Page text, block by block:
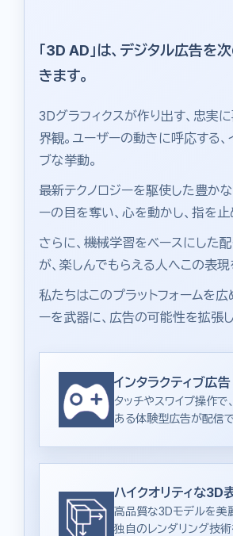
「3D AD」は、デジタル広告を
きます。
3Dグラフィクスが作り出す、忠実
界観。ユーザーの動きに呼応する、
ブな挙動。
最新テクノロジーを駆使した豊か
ーの目を奪い、心を動かし、指を止
さらに、機械学習をベースにした
が、楽しんでもらえる人へこの表現
私たちはこのプラットフォームを広
ーを武器に、広告の可能性を拡張し
インタラクティブ広告
タッチやスワイプ操作で
ある体験型広告が配信で
ハイクオリティな3D
高品質な3Dモデルを美
独自のレンダリング技